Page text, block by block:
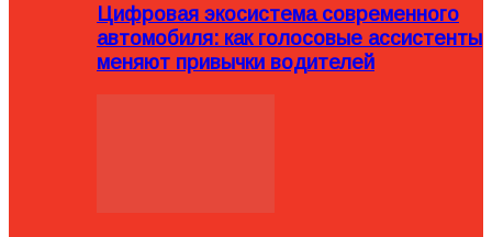
Цифровая экосистема современного
автомобиля: как голосовые ассистенты
меняют привычки водителей